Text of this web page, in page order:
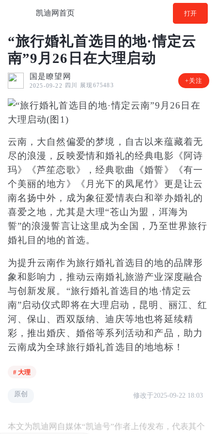
凯迪网首页 打开
“旅行婚礼首选目的地·情定云
南”9月26日在大理启动
国是瞭望网
2025-09-22 四川 展现675483
+关注
云南，大自然偏爱的梦境，自古以来蕴藏着无
尽的浪漫，反映爱情和婚礼的经典电影《阿诗
玛》《芦笙恋歌》，经典歌曲《婚誓》《有一
个美丽的地方》《月光下的凤尾竹》更是让云
南名扬中外，成为象征爱情表白和举办婚礼的
喜爱之地，尤其是大理“苍山为盟，洱海为
誓”的浪漫誓言让这里成为全国，乃至世界旅行
婚礼目的地的首选。
为提升云南作为旅行婚礼首选目的地的品牌形
象和影响力，推动云南婚礼旅游产业深度融合
与创新发展。“旅行婚礼首选目的地·情定云
南”启动仪式即将在大理启动，昆明、丽江、红
河、保山、西双版纳、迪庆等地也将延续精
彩，推出婚庆、婚俗等系列活动和产品，助力
云南成为全球旅行婚礼首选目的地地标！
# 大理
原创 修改于2025-09-22 18:03
本文为凯迪网自媒体“凯迪号”作者上传发布，代表其个